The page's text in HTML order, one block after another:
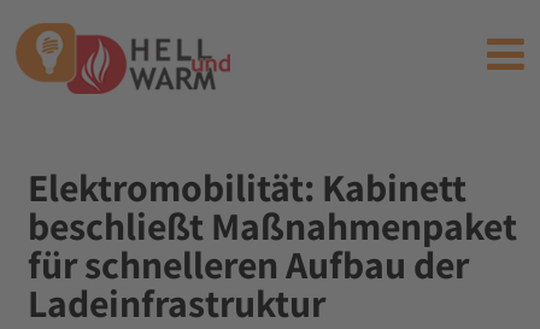
Elektromobilität: Kabinett
beschließt Maßnahmenpaket
für schnelleren Aufbau der
Ladeinfrastruktur